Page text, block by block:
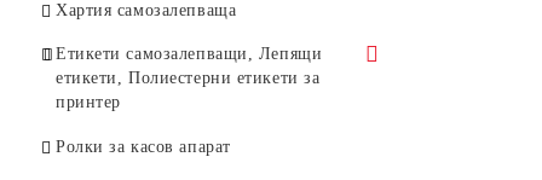
Цветен копирен картон 160 грама,
Картон Арт 210 г/м2, 50х70 см
Хартия самозалепваща
Етикети самозалепващи, Лепящи
етикети, Полиестерни етикети за
принтер
Маркиращи клещи за етикети
Ролки за касов апарат